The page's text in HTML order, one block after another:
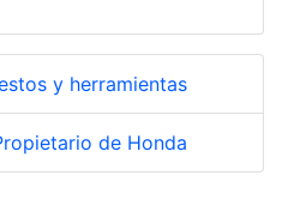
y herramientas
de Honda